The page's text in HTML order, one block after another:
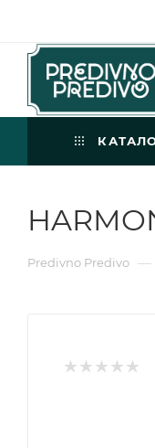
Predivno Predivo —